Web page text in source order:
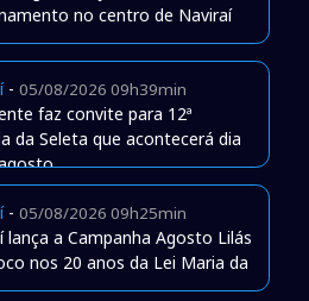
no centro de Naviraí
- 05/08/2026 09h39min
faz convite para 12ª
da Seleta que acontecerá dia
- 05/08/2026 09h25min
lança a Campanha Agosto Lilás
nos 20 anos da Lei Maria da